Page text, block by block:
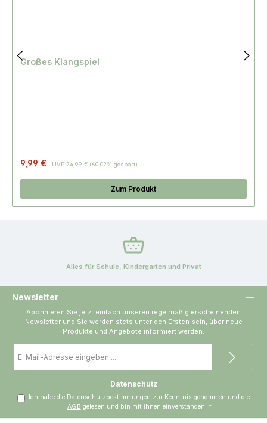
Großes Klangspiel
9,99 € UVP
Regulärer Preis:
24,99 € (60.02% gespart)
Zum Produkt
Alles für Schule, Kindergarten und Privat
Newsletter
Abonnieren Sie jetzt einfach unseren regelmäßig erscheinenden
Newsletter und Sie werden stets unter den Ersten sein, über neue
Produkte und Angebote informiert werden.
Mail-
Datenschutz
Ich habe die Datenschutzbestimmungen
zur Kenntnis genommen und die
AGB gelesen und bin mit ihnen einverstanden. *